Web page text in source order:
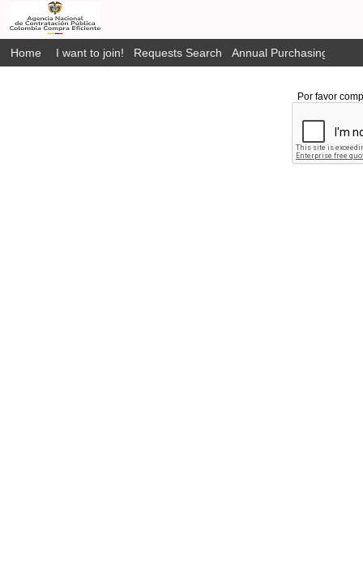
Home I want to join! Requests Search Annual Purchasing Plan
Por favor